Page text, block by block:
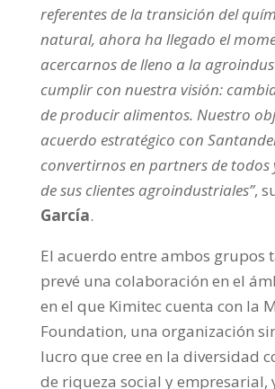
referentes de la transición del
natural, ahora ha llegado el
acercarnos de lleno a la
cumplir con nuestra visión:
de producir alimentos. Nuestro
acuerdo estratégico con
convertirnos en partners de todos
de sus clientes agroindustriales”,
García.
El acuerdo entre ambos grupos
prevé una colaboración en el
en el que Kimitec cuenta con la
Foundation, una organización
lucro que cree en la diversidad
de riqueza social y empresarial,